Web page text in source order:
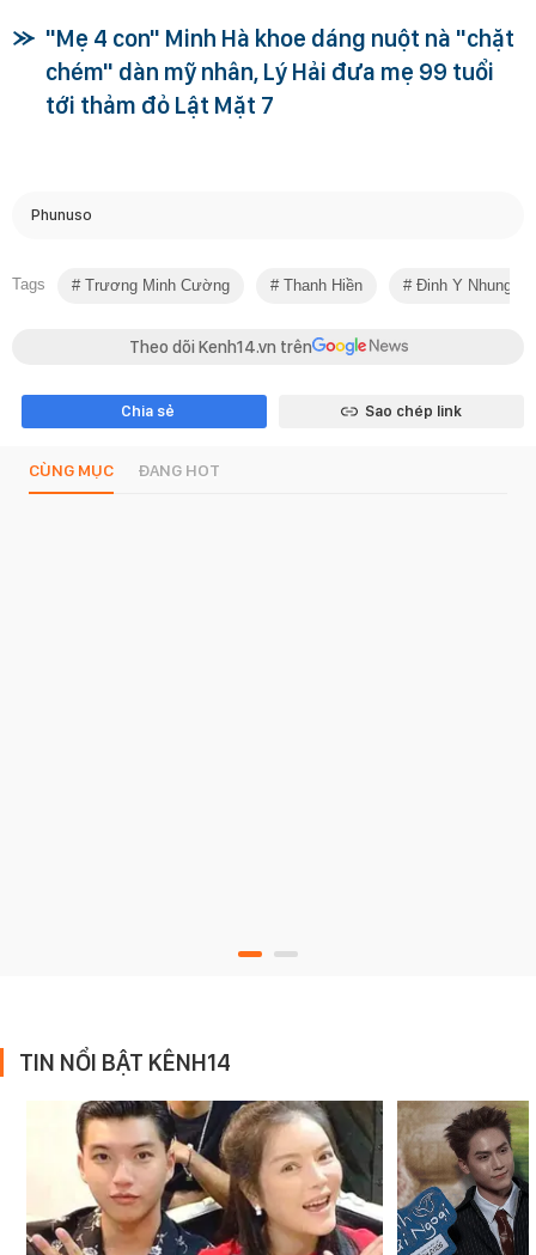
"Mẹ 4 con" Minh Hà khoe dáng nuột nà "chặt
chém" dàn mỹ nhân, Lý Hải đưa mẹ 99 tuổi
tới thảm đỏ Lật Mặt 7
Phunuso
Tags Trương Minh Cường Thanh Hiền Đinh Y Nhung
Theo dõi Kenh14.vn trên
Chia sẻ Sao chép link
CÙNG MỤC ĐANG HOT
TIN NỔI BẬT KÊNH14